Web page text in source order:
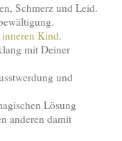
Schmerz und Leid.
inneren Kind.
mit Deiner
und
Lösung
anderen damit